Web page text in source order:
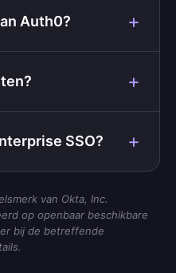
Auth0?
SSO?
van Okta, Inc.
op openbaar beschikbare
bij de betreffende